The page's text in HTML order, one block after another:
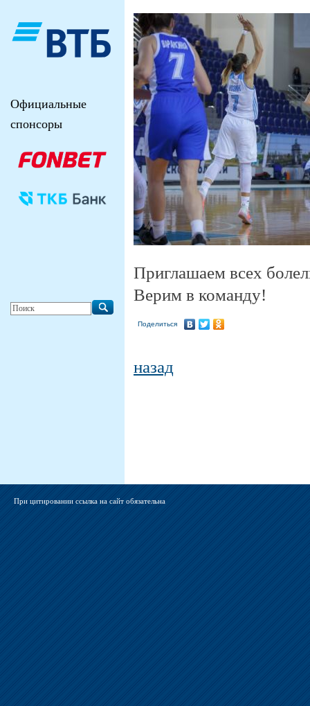
Приглашаем всех
Верим в команду!
Поделиться
назад
Официальные
спонсоры
При цитировании ссылка на сайт обязательна